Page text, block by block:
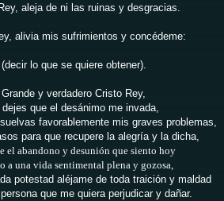
aleja de ni las ruinas y desgracias.
alivia mis sufrimientos y concédeme:
(decir lo que se quiere obtener).
Grande y verdadero Cristo Rey,
dejes que el desánimo me invada,
favorablemente mis graves problemas,
para que recupere la alegría y la dicha,
el abandono y desunión que siento hoy
a una vida sentimental plena y gozosa,
potestad aléjame de toda traición y maldad
que me quiera perjudicar y dañar.